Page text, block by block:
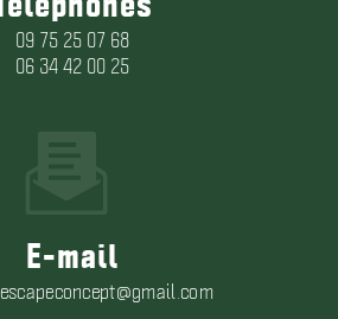
09 75 25 07 68
06 34 42 00 25
E-mail